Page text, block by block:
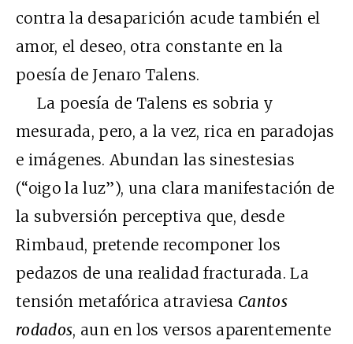
contra la desaparición acude también el
amor, el deseo, otra constante en la
poesía de Jenaro Talens.
La poesía de Talens es sobria y
mesurada, pero, a la vez, rica en paradojas
e imágenes. Abundan las sinestesias
(“oigo la luz”), una clara manifestación de
la subversión perceptiva que, desde
Rimbaud, pretende recomponer los
pedazos de una realidad fracturada. La
tensión metafórica atraviesa Cantos
rodados, aun en los versos aparentemente